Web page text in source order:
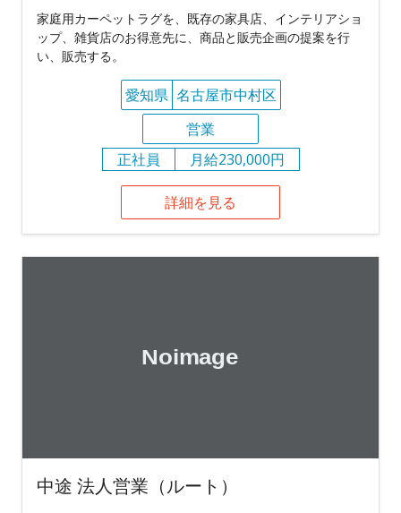
家庭用カーペットラグを、既存の家具店、インテリアショ
ップ、雑貨店のお得意先に、商品と販売企画の提案を行
い、販売する。
愛知県 名古屋市中村区
営業
正社員
月給230,000円
詳細を見る
中途 法人営業（ルート）